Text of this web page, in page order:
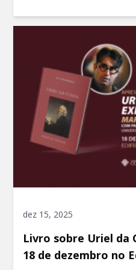
dez 15, 2025
Livro sobre Uriel da
18 de dezembro no